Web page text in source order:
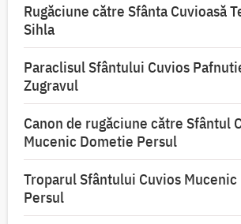
Rugăciune către Sfânta Cuvioasă
Sihla
Paraclisul Sfântului Cuvios
Zugravul
Canon de rugăciune către Sfântul
Mucenic Dometie Persul
Troparul Sfântului Cuvios
Persul